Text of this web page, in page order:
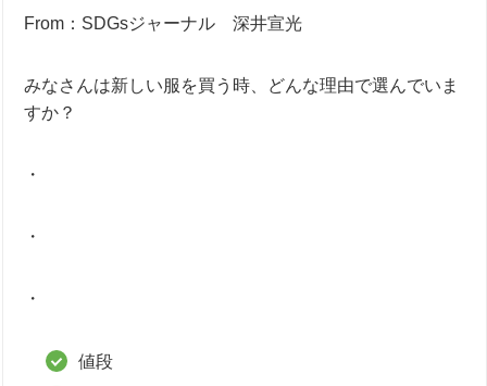
From：SDGsジャーナル 深井宣光
みなさんは新しい服を買う時、どんな理由で選んでいま
すか？
・
・
・
値段